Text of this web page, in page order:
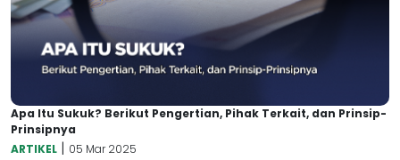
Apa Itu Sukuk? Berikut Pengertian, Pihak Terkait, dan Prinsip-
Prinsipnya
ARTIKEL | 05 Mar 2025